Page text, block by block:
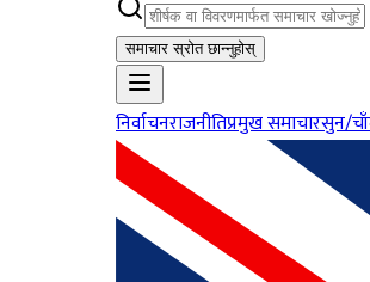
समाचार स्रोत छान्नुहोस्
निर्वाचनराजनीतिप्रमुख समाचारसुन/